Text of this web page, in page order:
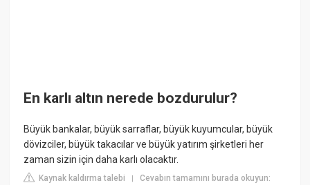
En karlı altın nerede bozdurulur?
Büyük bankalar, büyük sarraflar, büyük kuyumcular, büyük
dövizciler, büyük takacılar ve büyük yatırım şirketleri her
zaman sizin için daha karlı olacaktır.
Kaynak kaldırma talebi |Cevabın tamamını burada okuyun: